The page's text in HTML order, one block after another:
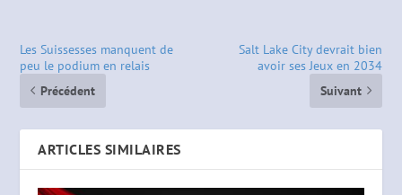
Les Suissesses manquent de
peu le podium en relais
Précédent
Salt Lake City devrait bien
avoir ses Jeux en 2034
Suivant
ARTICLES SIMILAIRES